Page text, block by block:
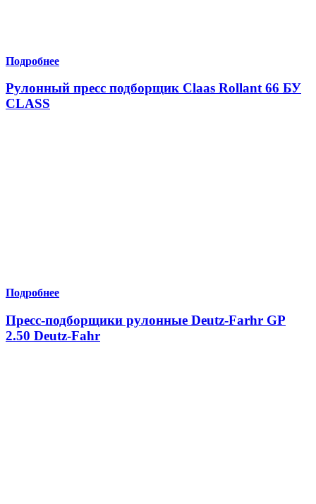
Подробнее
Рулонный пресс подборщик Claas Rollant 66 БУ
CLASS
Подробнее
Пресс-подборщики рулонные Deutz-Farhr GP
2.50 Deutz-Fahr